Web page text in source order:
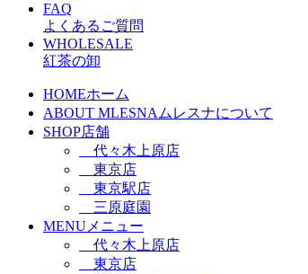
FAQ
よくあるご質問
WHOLESALE
紅茶の卸
HOMEホーム
ABOUT MLESNAムレスナについて
SHOP店舗
代々木上原店
東京店
東京駅店
三原庭園
MENUメニュー
代々木上原店
東京店